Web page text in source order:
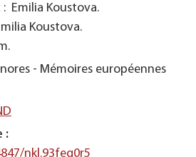
: Emilia Koustova.
Koustova.
- Mémoires européennes
:
nkl.93feg0r5